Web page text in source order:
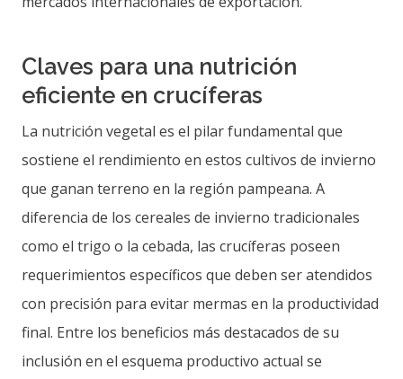
Claves para una nutrición
eficiente en crucíferas
La nutrición vegetal es el pilar fundamental que
sostiene el rendimiento en estos cultivos de invierno
que ganan terreno en la región pampeana. A
diferencia de los cereales de invierno tradicionales
como el trigo o la cebada, las crucíferas poseen
requerimientos específicos que deben ser atendidos
con precisión para evitar mermas en la productividad
final. Entre los beneficios más destacados de su
inclusión en el esquema productivo actual se